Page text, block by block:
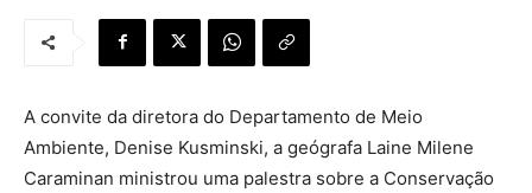
A convite da diretora do Departamento de Meio
Ambiente, Denise Kusminski, a geógrafa Laine Milene
Caraminan ministrou uma palestra sobre a Conservação